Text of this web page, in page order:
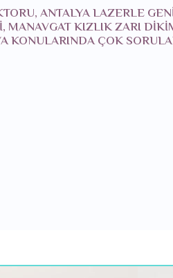
ANTALYA LAZERLE
MANAVGAT KIZLIK ZARI
ÇOK